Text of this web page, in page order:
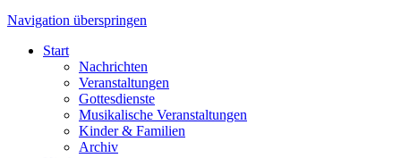
Navigation überspringen
Start
Nachrichten
Veranstaltungen
Gottesdienste
Musikalische Veranstaltungen
Kinder & Familien
Archiv